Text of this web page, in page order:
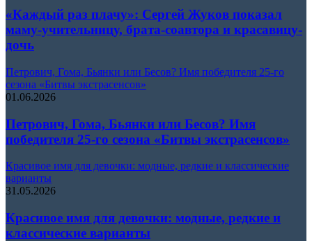
«Каждый раз плачу»: Сергей Жуков показал
маму-учительницу, брата-соавтора и красавицу-
дочь
Петрович, Гома, Бьянки или Бесов? Имя победителя 25-го
сезона «Битвы экстрасенсов»
01.06.2026
Петрович, Гома, Бьянки или Бесов? Имя
победителя 25-го сезона «Битвы экстрасенсов»
Красивое имя для девочки: модные, редкие и классические
варианты
31.05.2026
Красивое имя для девочки: модные, редкие и
классические варианты